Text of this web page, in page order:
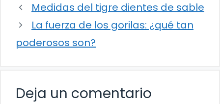
Medidas del tigre dientes de sable
La fuerza de los gorilas: ¿qué tan
poderosos son?
Deja un comentario